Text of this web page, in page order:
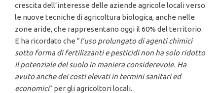
crescita dell’interesse delle aziende agricole locali verso
le nuove tecniche di agricoltura biologica, anche nelle
zone aride, che rappresentano oggi il 60% del territorio.
E ha ricordato che “l’uso prolungato di agenti chimici
sotto forma di fertilizzanti e pesticidi non ha solo ridotto
il potenziale del suolo in maniera considerevole. Ha
avuto anche dei costi elevati in termini sanitari ed
economici” per gli agricoltori locali.